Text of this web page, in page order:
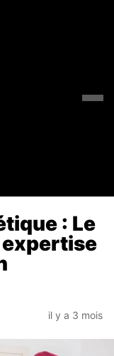
: Le
il y a 3 mois